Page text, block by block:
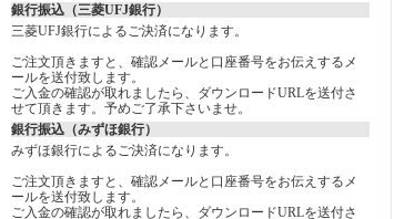
銀行振込（三菱UFJ銀行）
三菱UFJ銀行によるご決済になります。
ご注文頂きますと、確認メールと口座番号をお伝えするメ
ールを送付致します。
ご入金の確認が取れましたら、ダウンロードURLを送付さ
せて頂きます。予めご了承下さいませ。
銀行振込（みずほ銀行）
みずほ銀行によるご決済になります。
ご注文頂きますと、確認メールと口座番号をお伝えするメ
ールを送付致します。
ご入金の確認が取れましたら、ダウンロードURLを送付さ